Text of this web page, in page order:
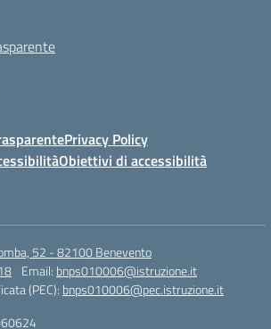
Privacy Policy
Obiettivi di accessibilità
52 - 82100 Benevento
Email: bnps010006@istruzione.it
(PEC): bnps010006@pec.istruzione.it